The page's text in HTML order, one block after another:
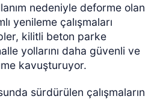
nedeniyle deforme olan
yenileme çalışmaları
kilitli beton parke
yollarını daha güvenli ve
kavuşturuyor.
sürdürülen çalışmaların